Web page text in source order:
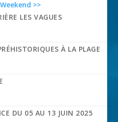
>>
LES VAGUES
À LA PLAGE
DU 05 AU 13 JUIN 2025